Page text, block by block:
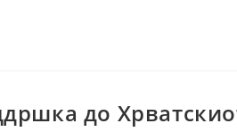
до